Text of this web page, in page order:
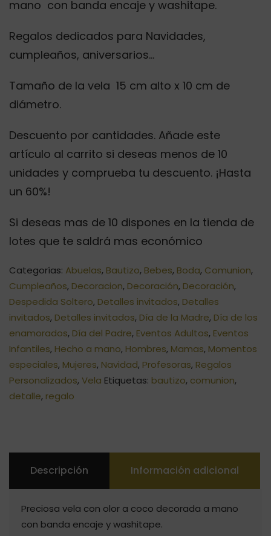
mano con banda encaje y washitape.
Regalos dedicados para Navidades,
cumpleaños, aniversarios…
Tamaño de la vela 15 cm alto x 10 cm de
diámetro.
Descuento por cantidades. Añade este
artículo al carrito si deseas menos de 10
unidades y comprueba tu descuento. ¡Hasta
un 60%!
Si deseas mas de 10 dispones en la tienda de
lotes que te saldrá mas económico
Categorías: Abuelas, Bautizo, Bebes, Boda, Comunion,
Cumpleaños, Decoracion, Decoración, Decoración,
Despedida Soltero, Detalles invitados, Detalles
invitados, Detalles invitados, Día de la Madre, Día de los
enamorados, Día del Padre, Eventos Adultos, Eventos
Infantiles, Hecho a mano, Hombres, Mamas, Momentos
especiales, Mujeres, Navidad, Profesoras, Regalos
Personalizados, Vela Etiquetas: bautizo, comunion,
detalle, regalo
Descripción Información adicional
Preciosa vela con olor a coco decorada a mano
con banda encaje y washitape.